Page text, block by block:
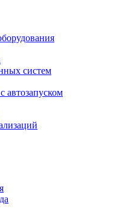
систем
автозапуском